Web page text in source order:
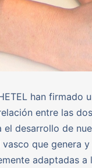
han
entre las
el desarrollo de
vasco que genera
adaptadas a